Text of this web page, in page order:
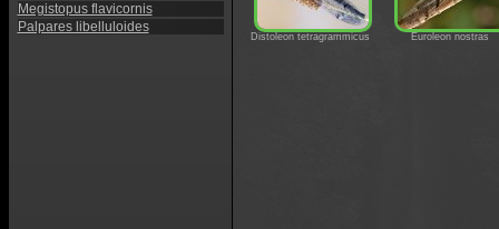
Megistopus flavicornis
Palpares libelluloides
Distoleon tetragrammicus Euroleon nostras